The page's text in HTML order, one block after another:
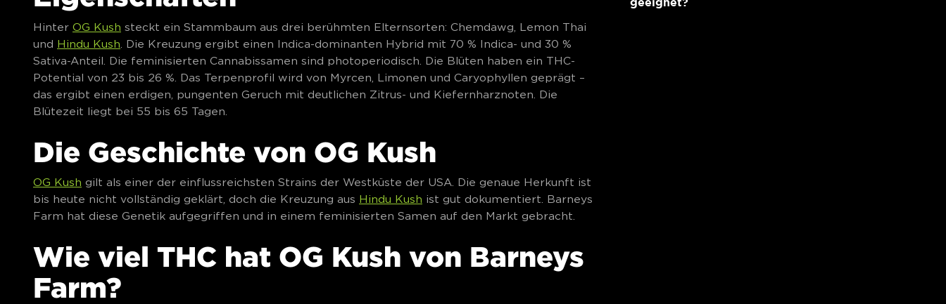
Hinter OG Kush steckt ein Stammbaum aus drei berühmten Elternsorten: Chemdawg, Lemon Thai
und Hindu Kush . Die Kreuzung ergibt einen Indica-dominanten Hybrid mit 70 % Indica- und 30 %
Sativa-Anteil. Die feminisierten Cannabissamen sind photoperiodisch. Die Blüten haben ein THC-
Potential von 23 bis 26 %. Das Terpenprofil wird von Myrcen, Limonen und Caryophyllen geprägt –
das ergibt einen erdigen, pungenten Geruch mit deutlichen Zitrus- und Kiefernharznoten. Die
Blütezeit liegt bei 55 bis 65 Tagen.
Die Geschichte von OG Kush
OG Kush gilt als einer der einflussreichsten Strains der Westküste der USA. Die genaue Herkunft ist
bis heute nicht vollständig geklärt, doch die Kreuzung aus Hindu Kush ist gut dokumentiert. Barneys
Farm hat diese Genetik aufgegriffen und in einem feminisierten Samen auf den Markt gebracht.
Wie viel THC hat OG Kush von Barneys
Farm?